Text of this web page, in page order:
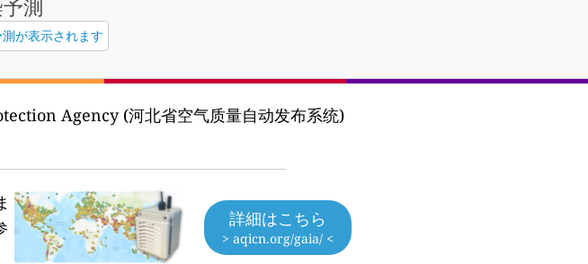
測
が表示されます
Agency (河北省空气质量自动发布系统)
詳細はこちら
> aqicn.org/gaia/ <